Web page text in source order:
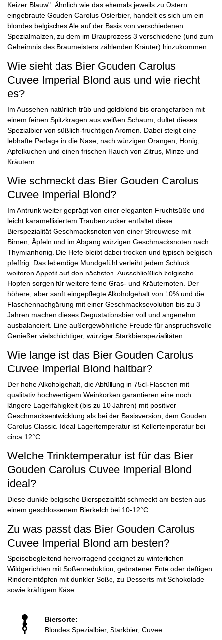
Keizer Blauw". Ähnlich wie das ehemals jeweils zu Ostern
eingebraute Gouden Carolus Osterbier, handelt es sich um ein
blondes belgisches Ale auf der Basis von verschiedenen
Spezialmalzen, zu dem im Brauprozess 3 verschiedene (und zum
Geheimnis des Braumeisters zählenden Kräuter) hinzukommen.
Wie sieht das Bier Gouden Carolus
Cuvee Imperial Blond aus und wie riecht
es?
Im Aussehen natürlich trüb und goldblond bis orangefarben mit
einem feinen Spitzkragen aus weißen Schaum, duftet dieses
Spezialbier von süßlich-fruchtigen Aromen. Dabei steigt eine
lebhafte Perlage in die Nase, nach würzigen Orangen, Honig,
Apfelkuchen und einen frischen Hauch von Zitrus, Minze und
Kräutern.
Wie schmeckt das Bier Gouden Carolus
Cuvee Imperial Blond?
Im Antrunk weiter geprägt von einer eleganten Fruchtsüße und
leicht karamellisiertem Traubenzucker entfaltet diese
Bierspezialität Geschmacksnoten von einer Streuwiese mit
Birnen, Äpfeln und im Abgang würzigen Geschmacksnoten nach
Thymianhonig. Die Hefe bleibt dabei trocken und typisch belgisch
pfeffrig. Das lebendige Mundgefühl verleiht jedem Schluck
weiteren Appetit auf den nächsten. Ausschließlich belgische
Hopfen sorgen für weitere feine Gras- und Kräuternoten. Der
höhere, aber sanft eingepflegte Alkoholgehalt von 10% und die
Flaschennachgärung mit einer Geschmacksevolution bis zu 3
Jahren machen dieses Degustationsbier voll und angenehm
ausbalanciert. Eine außergewöhnliche Freude für anspruchsvolle
Genießer vielschichtiger, würziger Starkbierspezialitäten.
Wie lange ist das Bier Gouden Carolus
Cuvee Imperial Blond haltbar?
Der hohe Alkoholgehalt, die Abfüllung in 75cl-Flaschen mit
qualitativ hochwertigem Weinkorken garantieren eine noch
längere Lagerfähigkeit (bis zu 10 Jahren) mit positiver
Geschmacksentwicklung als bei der Basisversion, dem Gouden
Carolus Classic. Ideal Lagertemperatur ist Kellertemperatur bei
circa 12°C.
Welche Trinktemperatur ist für das Bier
Gouden Carolus Cuvee Imperial Blond
ideal?
Diese dunkle belgische Bierspezialität schmeckt am besten aus
einem geschlossenem Bierkelch bei 10-12°C.
Zu was passt das Bier Gouden Carolus
Cuvee Imperial Blond am besten?
Speisebegleitend hervorragend geeignet zu winterlichen
Wildgerichten mit Soßenreduktion, gebratener Ente oder deftigen
Rindereintöpfen mit dunkler Soße, zu Desserts mit Schokolade
sowie kräftigem Käse.
Biersorte:
Blondes Spezialbier, Starkbier, Cuvee